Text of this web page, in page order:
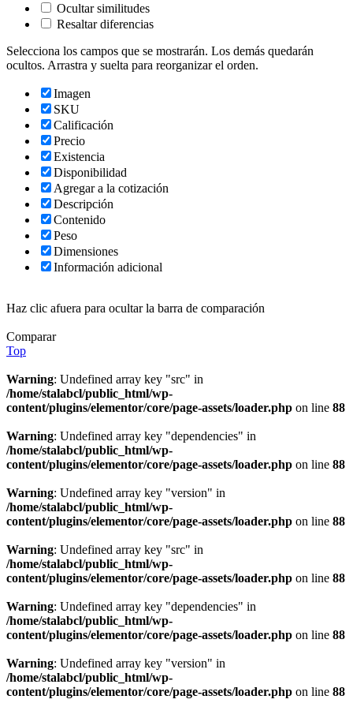
Ocultar similitudes
Resaltar diferencias
Selecciona los campos que se mostrarán. Los demás quedarán
ocultos. Arrastra y suelta para reorganizar el orden.
Imagen
SKU
Calificación
Precio
Existencia
Disponibilidad
Agregar a la cotización
Descripción
Contenido
Peso
Dimensiones
Información adicional
Haz clic afuera para ocultar la barra de comparación
Comparar
Top
Warning: Undefined array key "src" in
/home/stalabcl/public_html/wp-
content/plugins/elementor/core/page-assets/loader.php on line 88
Warning: Undefined array key "dependencies" in
/home/stalabcl/public_html/wp-
content/plugins/elementor/core/page-assets/loader.php on line 88
Warning: Undefined array key "version" in
/home/stalabcl/public_html/wp-
content/plugins/elementor/core/page-assets/loader.php on line 88
Warning: Undefined array key "src" in
/home/stalabcl/public_html/wp-
content/plugins/elementor/core/page-assets/loader.php on line 88
Warning: Undefined array key "dependencies" in
/home/stalabcl/public_html/wp-
content/plugins/elementor/core/page-assets/loader.php on line 88
Warning: Undefined array key "version" in
/home/stalabcl/public_html/wp-
content/plugins/elementor/core/page-assets/loader.php on line 88